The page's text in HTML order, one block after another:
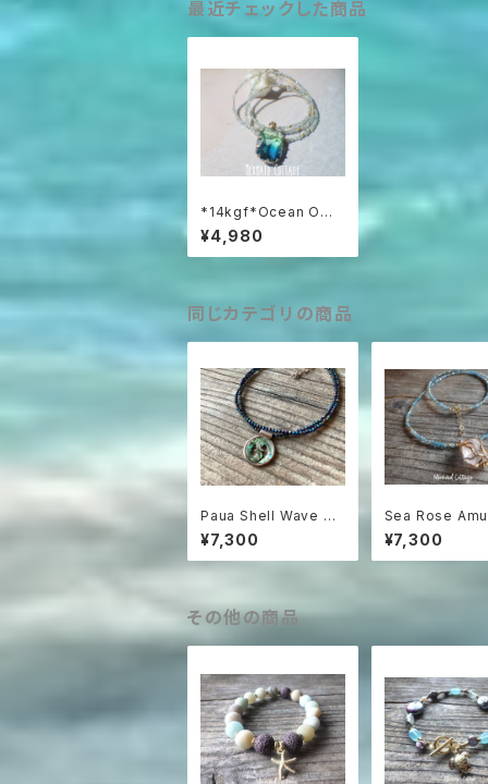
最近チェックした商品
*14kgf*Ocean Omb
re Framed Glasssto
ne アパタイトネックレ
ス/ブレス☆3WAY
¥4,980
同じカテゴリの商品
Paua Shell Wave ス
ピネルネックレス sv92
5
¥7,300
Sea Rose
薔薇のお守り ロ
ォーツとアパタ
ックレス
¥7,300
その他の商品